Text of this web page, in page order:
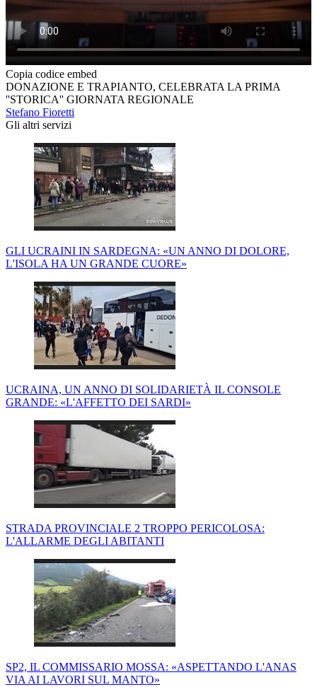
Copia codice embed
DONAZIONE E TRAPIANTO, CELEBRATA LA PRIMA
''STORICA'' GIORNATA REGIONALE
Stefano Fioretti
Gli altri servizi
GLI UCRAINI IN SARDEGNA: «UN ANNO DI DOLORE,
L'ISOLA HA UN GRANDE CUORE»
UCRAINA, UN ANNO DI SOLIDARIETÀ IL CONSOLE
GRANDE: «L'AFFETTO DEI SARDI»
STRADA PROVINCIALE 2 TROPPO PERICOLOSA:
L'ALLARME DEGLI ABITANTI
SP2, IL COMMISSARIO MOSSA: «ASPETTANDO L'ANAS
VIA AI LAVORI SUL MANTO»